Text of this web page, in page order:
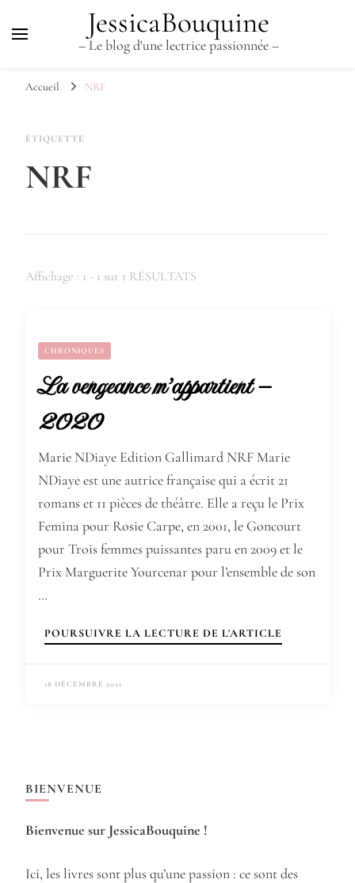
JessicaBouquine
– Le blog d'une lectrice passionnée –
Accueil NRF
ÉTIQUETTE
NRF
Affichage : 1 - 1 sur 1 RÉSULTATS
CHRONIQUES
La vengeance m’appartient –
2020
Marie NDiaye Edition Gallimard NRF Marie
NDiaye est une autrice française qui a écrit 21
romans et 11 pièces de théâtre. Elle a reçu le Prix
Femina pour Rosie Carpe, en 2001, le Goncourt
pour Trois femmes puissantes paru en 2009 et le
Prix Marguerite Yourcenar pour l’ensemble de son
…
POURSUIVRE LA LECTURE DE L'ARTICLE
18 DÉCEMBRE 2021
BIENVENUE
Bienvenue sur JessicaBouquine !
Ici, les livres sont plus qu’une passion : ce sont des